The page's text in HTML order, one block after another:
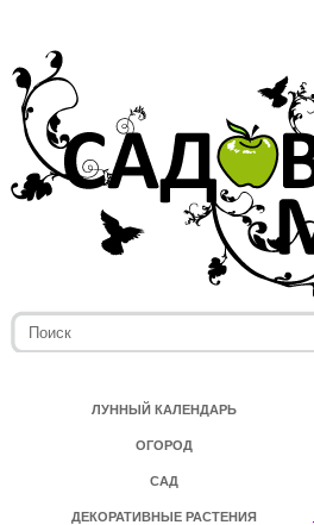
ЛУННЫЙ КАЛЕНДАРЬ
ОГОРОД
САД
ДЕКОРАТИВНЫЕ РАСТЕНИЯ